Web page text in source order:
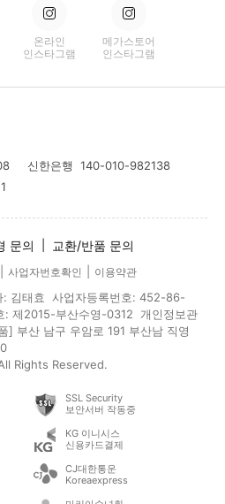
온라인
인스타그램
메가스토어
인스타그램
신한은행 140-010-982138
문의 교환/반품 문의
사업자번호확인 이용약관
: 김태효 사업자등록번호: 452-86-
제2015-부산수영-0312 개인정보관
부산 남구 우암로 191 부산남 직영
Rights Reserved.
SSL Security
보안서버 작동중
KG 이니시스
신용카드결제
CJ대한통운
Koreaexpress